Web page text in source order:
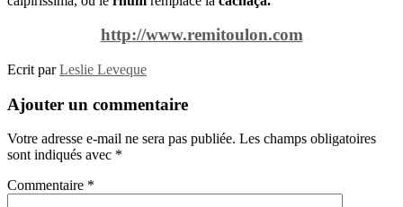
http://www.remitoulon.com
Ecrit parLeslie Leveque
Ajouter un commentaire
Votre adresse e-mail ne sera pas publiée. Les champs obligatoires
sont indiqués avec *
Commentaire *